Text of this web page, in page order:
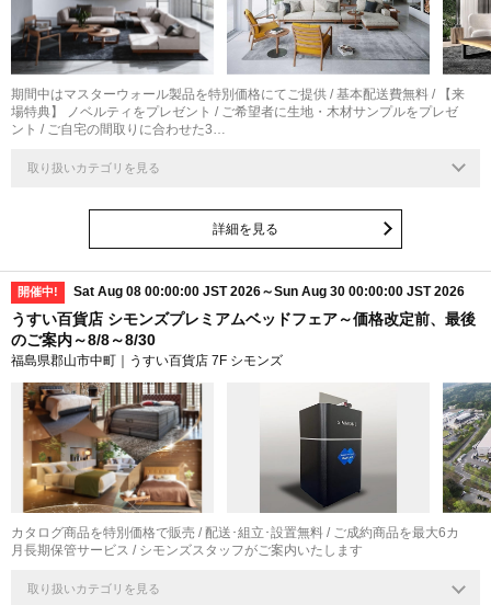
期間中はマスターウォール製品を特別価格にてご提供 / 基本配送費無料 / 【来
場特典】 ノベルティをプレゼント / ご希望者に生地・木材サンプルをプレゼ
ント / ご自宅の間取りに合わせた3…
取り扱いカテゴリを見る
詳細を見る
開催中! Sat Aug 08 00:00:00 JST 2026～Sun Aug 30 00:00:00 JST 2026
うすい百貨店 シモンズプレミアムベッドフェア～価格改定前、最後
のご案内～8/8～8/30
福島県郡山市中町｜うすい百貨店 7F シモンズ
カタログ商品を特別価格で販売 / 配送･組立･設置無料 / ご成約商品を最大6カ
月長期保管サービス / シモンズスタッフがご案内いたします
取り扱いカテゴリを見る